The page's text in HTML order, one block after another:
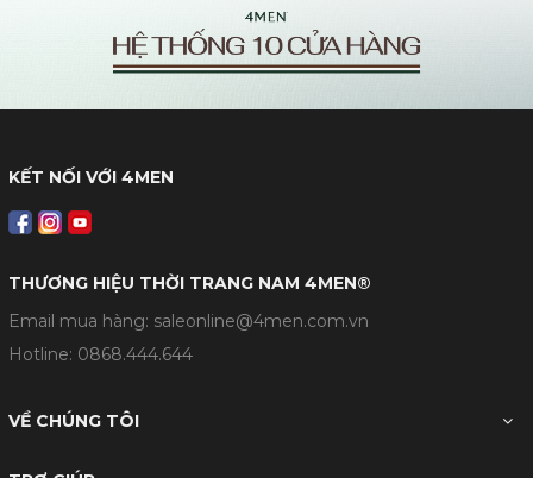
KẾT NỐI VỚI 4MEN
THƯƠNG HIỆU THỜI TRANG NAM 4MEN®
Email mua hàng: saleonline@4men.com.vn
Hotline: 0868.444.644
VỀ CHÚNG TÔI